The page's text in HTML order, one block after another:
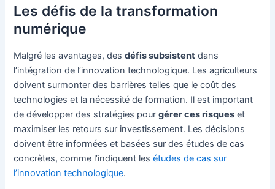
Les défis de la transformation
numérique
Malgré les avantages, desdéfis subsistent dans
l’intégration de l’innovation technologique. Les agriculteurs
doivent surmonter des barrières telles que le coût des
technologies et la nécessité de formation. Il est important
de développer des stratégies pourgérer ces risques et
maximiser les retours sur investissement. Les décisions
doivent être informées et basées sur des études de cas
concrètes, comme l’indiquent lesétudes de cas sur
l’innovation technologique.